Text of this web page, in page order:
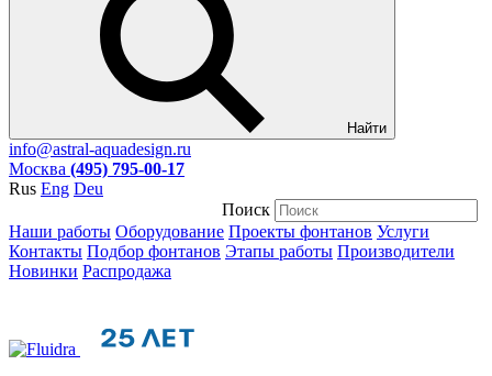
Найти
info@astral-aquadesign.ru
Москва (495) 795-00-17
Rus Eng Deu
Поиск
Наши работы Оборудование Проекты фонтанов Услуги
Контакты Подбор фонтанов Этапы работы Производители
Новинки Распродажа